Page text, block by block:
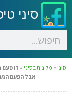
סיני
סיני » מלונות בסיני » זו פעם
אבל הפעם